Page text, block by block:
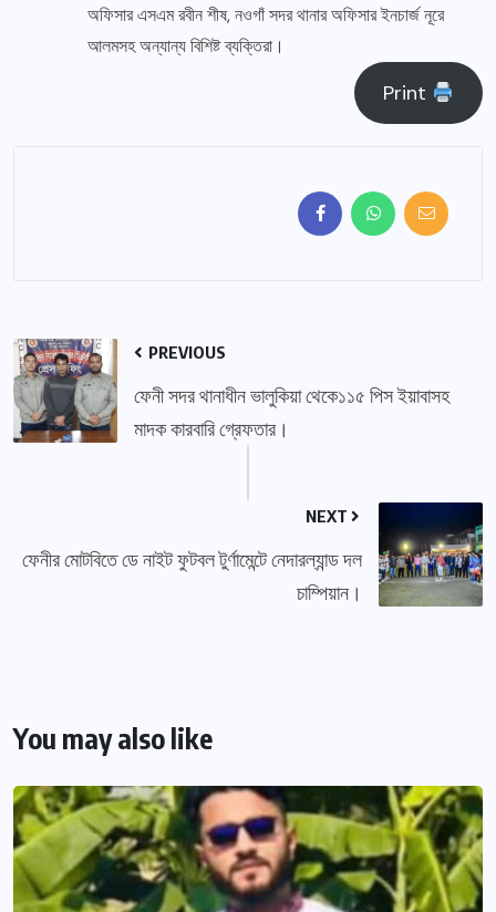
অফিসার এসএম রবীন শীষ, নওগাঁ সদর থানার অফিসার ইনচার্জ নূরে
আলমসহ অন্যান্য বিশিষ্ট ব্যক্তিরা।
Print
PREVIOUS
ফেনী সদর থানাধীন ভালুকিয়া থেকে১১৫ পিস ইয়াবাসহ
মাদক কারবারি গ্রেফতার।
NEXT
ফেনীর মোটবিতে ডে নাইট ফুটবল টুর্ণামেন্টে নেদারল্যান্ড দল
চাম্পিয়ান।
You may also like